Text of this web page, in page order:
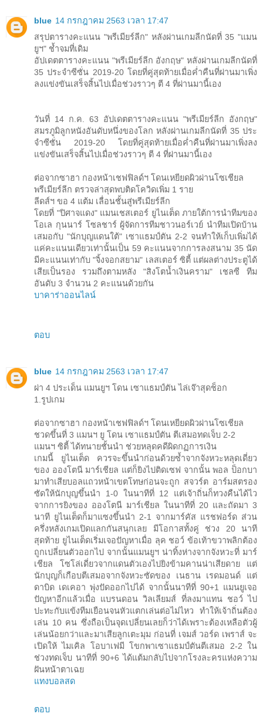
blue 14 กรกฎาคม 2563 เวลา 17:47
สรุปตารางคะแนน "พรีเมียร์ลีก" หลังผ่านเกมลีกนัดที่ 35 "แมน
ยูฯ" ช้ำจมที่เดิม
อัปเดตตารางคะแนน "พรีเมียร์ลีก อังกฤษ" หลังผ่านเกมลีกนัดที่
35 ประจำซีซั่น 2019-20 โดยที่คู่สุดท้ายเมื่อค่ำคืนที่ผ่านมาเพิ่ง
ลงแข่งขันเสร็จสิ้นไปเมื่อช่วงราวๆ ตี 4 ที่ผ่านมานี้เอง
วันที่ 14 ก.ค. 63 อัปเดตตารางคะแนน "พรีเมียร์ลีก อังกฤษ"
สมรภูมิลูกหนังอันดับหนึ่งของโลก หลังผ่านเกมลีกนัดที่ 35 ประ
จำซีซั่น 2019-20 โดยที่คู่สุดท้ายเมื่อค่ำคืนที่ผ่านมาเพิ่งลง
แข่งขันเสร็จสิ้นไปเมื่อช่วงราวๆ ตี 4 ที่ผ่านมานี้เอง
ต่อจากซาฮา กองหน้าเชฟฟิลด์ฯ โดนเหยียดผิวผ่านโซเชียล
พรีเมียร์ลีก ตรวจล่าสุดพบติดโควิดเพิ่ม 1 ราย
ลีดส์ฯ ขอ 4 แต้ม เลื่อนชั้นสู่พรีเมียร์ลีก
โดยที่ "ปิศาจแดง" แมนเชสเตอร์ ยูไนเต็ด ภายใต้การนำทีมของ
โอเล กุนนาร์ โซลชาร์ ผู้จัดการทีมชาวนอร์เวย์ นำทีมเปิดบ้าน
เสมอกับ "นักบุญแดนใต้" เซาแธมป์ตัน 2-2 จนทำให้เก็บเพิ่มได้
แค่คะแนนเดียวเท่านั้นเป็น 59 คะแนนจากการลงสนาม 35 นัด
มีคะแนนเท่ากับ "จิ้งจอกสยาม" เลสเตอร์ ซิตี้ แต่ผลต่างประตูได้
เสียเป็นรอง รวมถึงตามหลัง "สิงโตน้ำเงินคราม" เชลซี ทีม
อันดับ 3 จำนวน 2 คะแนนด้วยกัน
บาคาร่าออนไลน์
ตอบ
blue 14 กรกฎาคม 2563 เวลา 17:47
ผ่า 4 ประเด็น แมนยูฯ โดน เซาแธมป์ตัน ไล่เจ๊าสุดช็อก
1.รูปเกม
ต่อจากซาฮา กองหน้าเชฟฟิลด์ฯ โดนเหยียดผิวผ่านโซเชียล
ชวดขึ้นที่ 3 แมนฯ ยู โดน เซาแธมป์ตัน ตีเสมอทดเจ็บ 2-2
แมนฯ ซิตี้ ได้ทนายชั้นนำ ช่วยหลุดคดีผิดกฏการเงิน
เกมนี้ ยูไนเต็ด ควรจะขึ้นนำก่อนด้วยซ้ำจากจังหวะหลุดเดี่ยว
ของ อองโตนี มาร์เชียล แต่ก็ยิงไปติดเซฟ จากนั้น พอล ป็อกบา
มาทำเสียบอลแถวหน้าเขตโทษก่อนจะถูก สจวร์ต อาร์มสตรอง
ซัดให้นักบุญขึ้นนำ 1-0 ในนาทีที่ 12 แต่เจ้าถิ่นก็ทวงคืนได้ไว
จากการยิงของ อองโตนี มาร์เชียล ในนาทีที่ 20 และถัดมา 3
นาที ยูไนเต็ดก็มาแซงขึ้นนำ 2-1 จากมาร์คัส แรชฟอร์ด ส่วน
ครึ่งหลังเกมเปิดแลกกันสนุกเลย มีโอกาสทั้งคู่ ช่วง 20 นาที
สุดท้าย ยูไนเต็ดเริ่มเจอปัญหาเมื่อ ลุค ชอว์ ข้อเท้าขวาพลิกต้อง
ถูกเปลี่ยนตัวออกไป จากนั้นแมนยูฯ น่าทิ้งห่างจากจังหวะที่ มาร์
เชียล โซโล่เดี่ยวจากแดนตัวเองไปยิงข้ามคานน่าเสียดาย แต่
นักบุญก็เกือบตีเสมอจากจังหวะซัดของ เนธาน เรดมอนด์ แต่
ดาบิด เดเคอา พุ่งปัดออกไปได้ จากนั้นนาทีที่ 90+1 แมนยูเจอ
ปัญหาอีกแล้วเมื่อ แบรนดอน วิลเลียมส์ ที่ลงมาแทน ชอว์ ไป
ปะทะกับแข้งทีมเยือนจนหัวแตกเล่นต่อไม่ไหว ทำให้เจ้าถิ่นต้อง
เล่น 10 คน ซึ่งถือเป็นจุดเปลี่ยนเลยก็ว่าได้เพราะต้องเหลือตัวผู้
เล่นน้อยกว่าและมาเสียลูกเตะมุม ก่อนที่ เจมส์ วอร์ด เพราส์ จะ
เปิดให้ ไมเคิล โอบาเฟมี โขกพาเซาแธมป์ตันตีเสมอ 2-2 ใน
ช่วงทดเจ็บ นาทีที่ 90+6 ได้แต้มกลับไปจากโรงละครแห่งความ
ฝันหน้าตาเฉย
แทงบอลสด
ตอบ